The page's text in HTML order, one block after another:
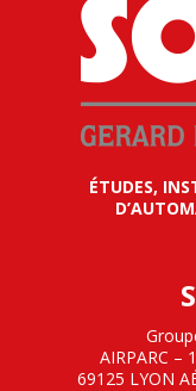
ÉTUDES,
AIRPARC –
69125 LYON